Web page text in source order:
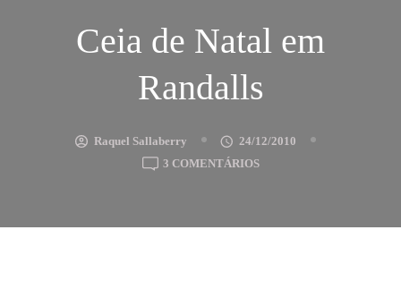
Ceia de Natal em
Randalls
Raquel Sallaberry
24/12/2010
3 COMENTÁRIOSEM
NATAL